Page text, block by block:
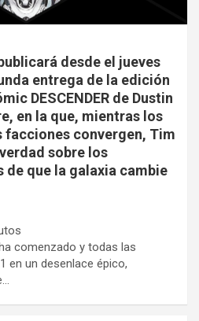
desde el jueves
entrega de la edición
DESCENDER de Dustin
en la que, mientras los
facciones convergen, Tim
sobre los
de que la galaxia cambie
comenzado y todas las
en un desenlace épico,